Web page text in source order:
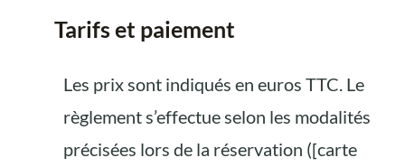
Tarifs et paiement
Les prix sont indiqués en euros TTC. Le
règlement s’effectue selon les modalités
précisées lors de la réservation ([carte